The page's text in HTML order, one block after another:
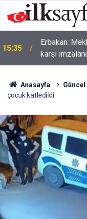
15:35
Erbakan:
karşı
Anasayfa Güncel
çocuk katledildi